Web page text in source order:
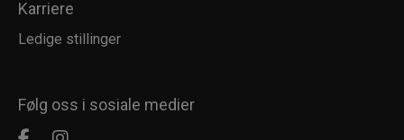
Karriere
Ledige stillinger
Følg oss i sosiale medier